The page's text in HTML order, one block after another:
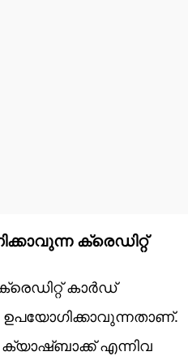
ക്രെഡിറ്റ്
കാര്‍ഡ്
എന്നിവ